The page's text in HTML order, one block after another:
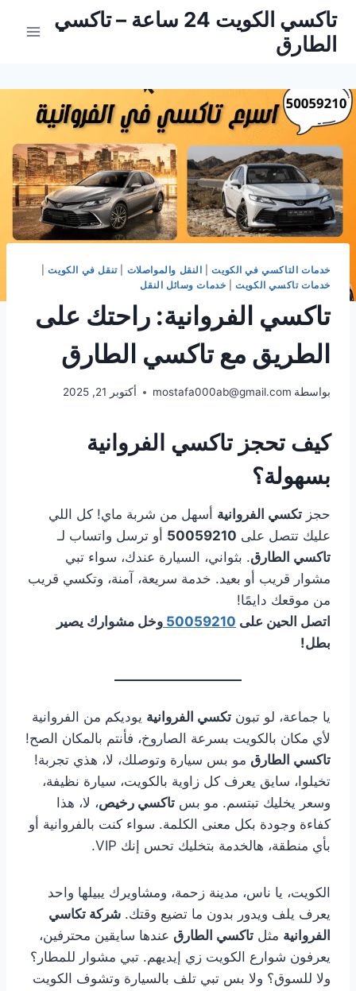
التجاوز
المحتوى
تاكسي الكويت 24 ساعة – تاكسي
الطارق
خدمات التاكسي في الكويت| النقل والمواصلات |تنقل في الكويت|
خدمات تاكسي الكويت| خدمات وسائل النقل
تاكسي الفروانية: راحتك على
الطريق مع تاكسي الطارق
بواسطة mostafa000ab@gmail.com أكتوبر 21, 2025
كيف تحجز تاكسي الفروانية
بسهولة؟
حجز تكسي الفروانية أسهل من شربة ماي! كل اللي
عليك تتصل على 50059210 أو ترسل واتساب لـ
تاكسي الطارق. بثواني، السيارة عندك، سواء تبي
مشوار قريب أو بعيد. خدمة سريعة، آمنة، وتكسي قريب
من موقعك دايمًا!
اتصل الحين على 50059210 وخل مشوارك يصير
بطل!
يا جماعة، لو تبون تكسي الفروانية يوديكم من الفروانية
لأي مكان بالكويت بسرعة الصاروخ، فأنتم بالمكان الصح!
تاكسي الطارق مو بس سيارة وتوصلك، لا، هذي تجربة!
تخيلوا، سايق يعرف كل زاوية بالكويت، سيارة نظيفة،
وسعر يخليك تبتسم. مو بس تاكسي رخيص، لا، هذا
كفاءة وجودة بكل معنى الكلمة. سواء كنت بالفروانية أو
بأي منطقة، هالخدمة بتخليك تحس إنك VIP.
الكويت، يا ناس، مدينة زحمة، ومشاويرك يبيلها واحد
يعرف يلف ويدور بدون ما تضيع وقتك. شركة تكاسي
الفروانية مثل تاكسي الطارق عندها سايقين محترفين،
يعرفون شوارع الكويت زي إيديهم. تبي مشوار للمطار؟
ولا للسوق؟ ولا بس تبي تلف بالسيارة وتشوف الكويت